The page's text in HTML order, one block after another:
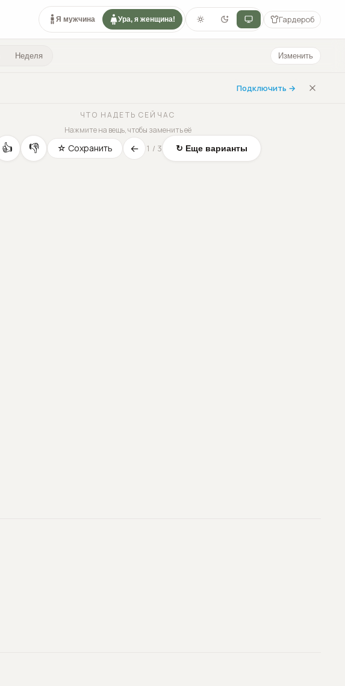
Я мужчина Ура, я женщина! Гардероб
Неделя Изменить
Подключить →
ЧТО НАДЕТЬ СЕЙЧАС
Нажмите на вещь, чтобы заменить её
👍 👎 ☆ Сохранить ← 1 / 3 ↻ Еще варианты